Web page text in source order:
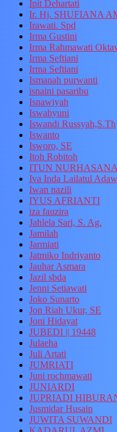
Ipit Dehartati
Ir. Hj. SHUFIANA
Irawati. Spd
Irma Gustini
Irma Rahmawati
Irma Seftiani
Irma Seftiani
Ismanah purwanti
isnaini pasaribu
Isnawiyah
Iswahyuni
Iswandi Russyah,S.Th
Iswanto
Isworo, SE
Itoh Robitoh
ITUN
Iva Inda Lailatul
Iwan nazili
IYUS AFRIANTI
iza fauzira
Jahlela Sari, S. Ag.
Jamilah
Jarmiati
Jatmiko Indriyanto
Jauhar Asmara
Jazil sbda
Jenni Setiawati
Joko Sunarto
Jon Riah Ukur, SE
Joni Hidayat
JUBEDI || 19448
Julaeha
Juli Artati
JUMRIATI
Juni rochmawati
JUNIARDI
JUPRIADI
Jusmidar Husain
JUWITA SUWANDI